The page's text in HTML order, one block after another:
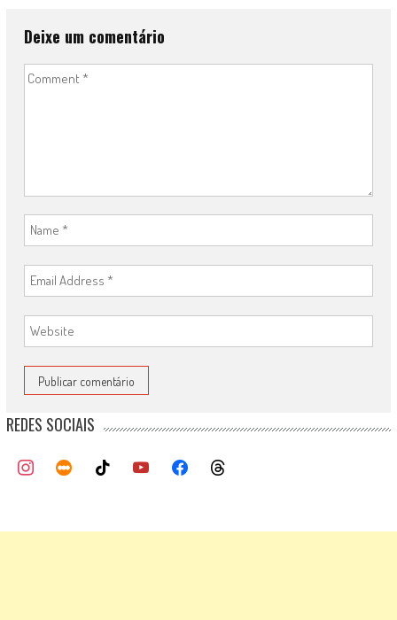
Deixe um comentário
REDES SOCIAIS